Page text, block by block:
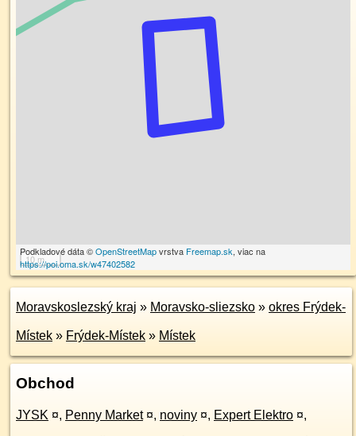
10 m
Podkladové dáta ©OpenStreetMapvrstva Freemap.sk, viac na
https://poi.oma.sk/w47402582
Moravskoslezský kraj » Moravsko-sliezsko » okres Frýdek-
Místek » Frýdek-Místek » Místek
Obchod
JYSK ¤, Penny Market ¤, noviny ¤, Expert Elektro ¤,